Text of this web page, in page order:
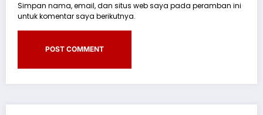
Simpan nama, email, dan situs web saya pada peramban ini
untuk komentar saya berikutnya.